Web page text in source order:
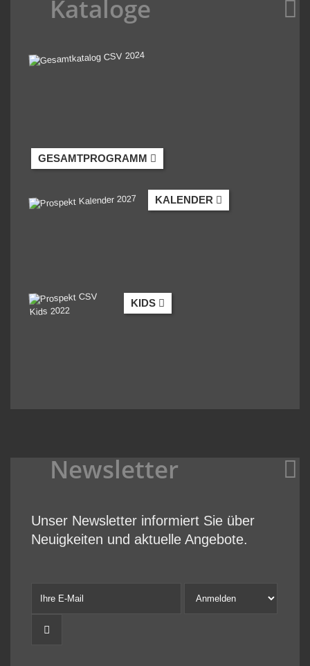
Kataloge
GESAMTPROGRAMM
KALENDER
KIDS
Newsletter
Unser Newsletter informiert Sie über
Neuigkeiten und aktuelle Angebote.